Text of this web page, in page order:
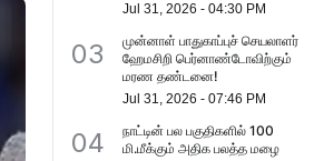
Jul 31, 2026 -04:30 PM
03
முன்னாள் பாதுகாப்புச் செயலாளர்
ஹேமசிறி பெர்னாண்டோவிற்கும்
மரண தண்டனை!
Jul 31, 2026 -07:46 PM
04
நாட்டின் பல பகுதிகளில் 100
மி.மீக்கும் அதிக பலத்த மழை